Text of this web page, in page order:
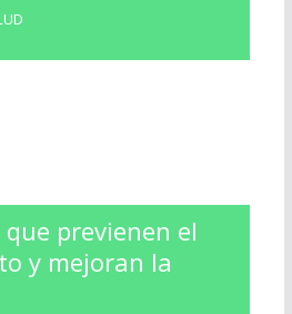
previenen el
y mejoran la